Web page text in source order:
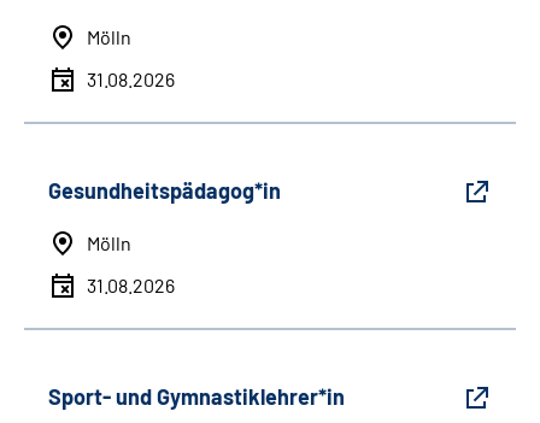
Mölln
31.08.2026
Gesundheitspädagog*in
Mölln
31.08.2026
Sport- und Gymnastiklehrer*in